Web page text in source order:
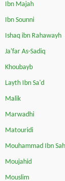
Ibn Majah
Ibn Sounni
Ishaq ibn Rahawayh
Ja'far As-Sadiq
Khoubayb
Layth Ibn Sa'd
Malik
Marwadhi
Matouridi
Mouhammad Ibn
Moujahid
Mouslim